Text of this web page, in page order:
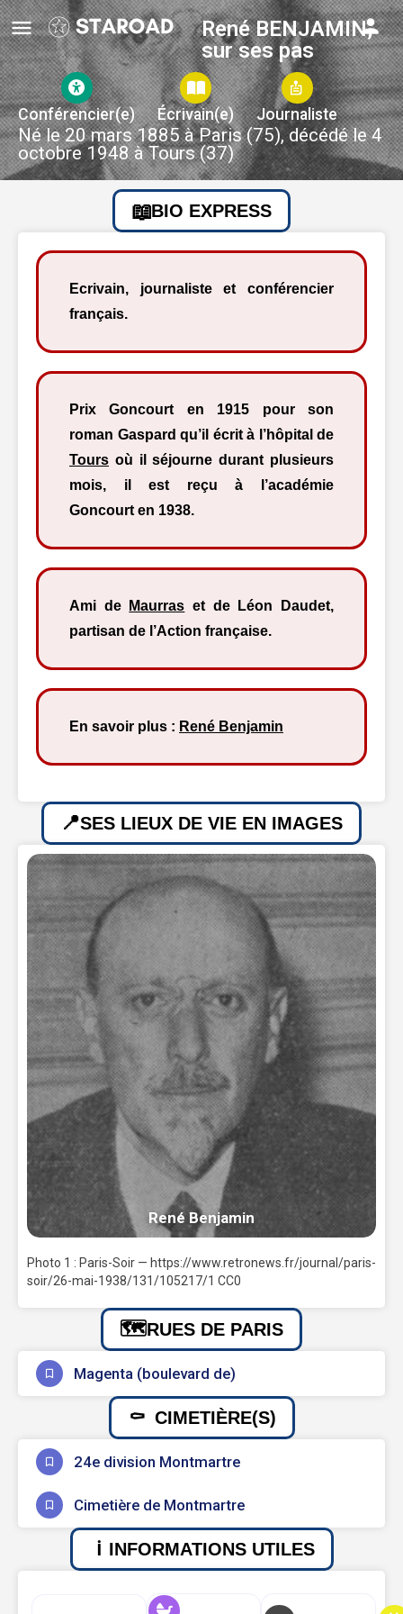
René BENJAMIN,
sur ses pas
Conférencier(e) Écrivain(e) Journaliste
Né le 20 mars 1885 à Paris (75), décédé le 4
octobre 1948 à Tours (37)
BIO EXPRESS
Ecrivain, journaliste et conférencier
français.
Prix Goncourt en 1915 pour son
roman Gaspard qu’il écrit à l’hôpital de
Tours où il séjourne durant plusieurs
mois, il est reçu à l’académie
Goncourt en 1938.
Ami de Maurras et de Léon Daudet,
partisan de l’Action française.
En savoir plus : René Benjamin
SES LIEUX DE VIE EN IMAGES
René Benjamin
Photo 1 : Paris-Soir — https://www.retronews.fr/journal/paris-
soir/26-mai-1938/131/105217/1 CC0
RUES DE PARIS
Magenta (boulevard de)
CIMETIÈRE(S)
24e division Montmartre
Cimetière de Montmartre
INFORMATIONS UTILES